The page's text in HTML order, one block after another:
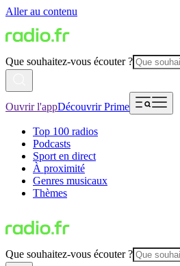
Aller au contenu
Que souhaitez-vous écouter ?
Ouvrir l'appDécouvrir Prime
Top 100 radios
Podcasts
Sport en direct
À proximité
Genres musicaux
Thèmes
Que souhaitez-vous écouter ?